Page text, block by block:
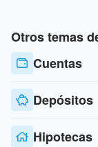
Otros temas
Cuentas
Depósitos
Hipotecas